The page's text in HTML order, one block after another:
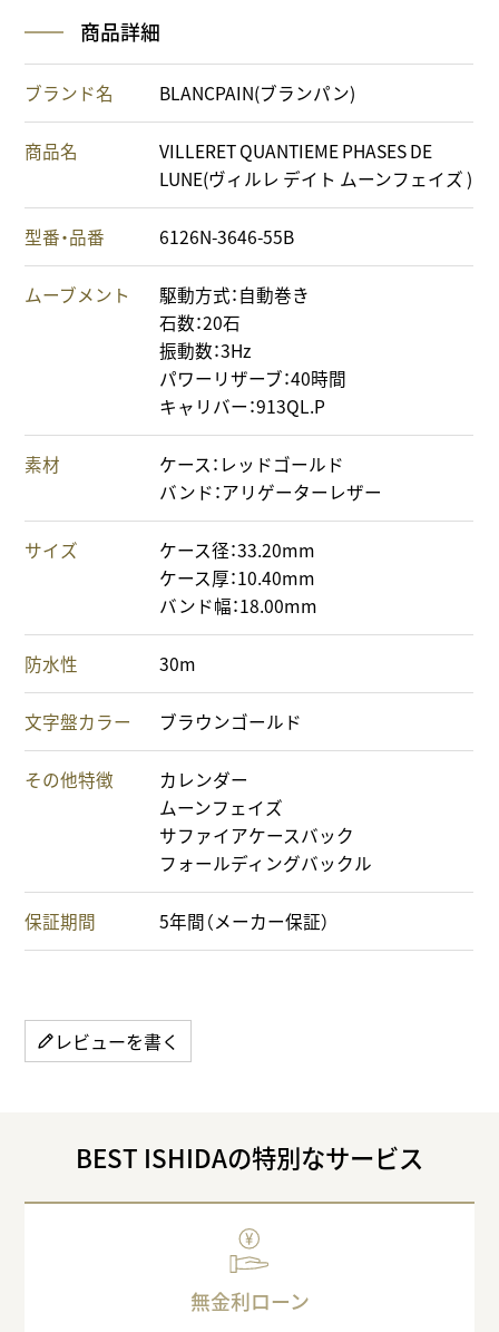
商品詳細
ブランド名 BLANCPAIN(ブランパン)
商品名
VILLERET QUANTIEME PHASES DE
LUNE(ヴィルレ デイト ムーンフェイズ )
型番・品番 6126N-3646-55B
ムーブメント
駆動方式：自動巻き
石数：20石
振動数：3Hz
パワーリザーブ：40時間
キャリバー：913QL.P
素材
ケース：レッドゴールド
バンド：アリゲーターレザー
サイズ
ケース径：33.20mm
ケース厚：10.40mm
バンド幅：18.00mm
防水性 30m
文字盤カラー ブラウンゴールド
その他特徴
カレンダー
ムーンフェイズ
サファイアケースバック
フォールディングバックル
保証期間 5年間（メーカー保証）
レビューを書く
BEST ISHIDAの特別なサービス
無金利ローン